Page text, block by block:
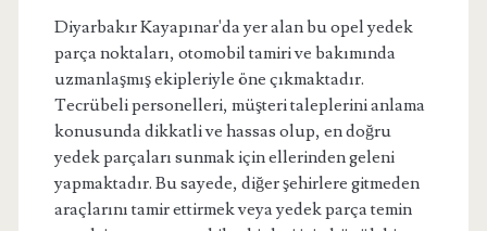
Diyarbakır Kayapınar'da yer alan bu opel yedek
parça noktaları, otomobil tamiri ve bakımında
uzmanlaşmış ekipleriyle öne çıkmaktadır.
Tecrübeli personelleri, müşteri taleplerini anlama
konusunda dikkatli ve hassas olup, en doğru
yedek parçaları sunmak için ellerinden geleni
yapmaktadır. Bu sayede, diğer şehirlere gitmeden
araçlarını tamir ettirmek veya yedek parça temin